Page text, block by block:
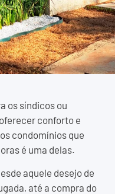
os síndicos ou
conforto e
condomínios que
é uma delas.
aquele desejo de
até a compra do